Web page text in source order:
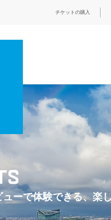
チケットの購入
ーで体験できる、楽